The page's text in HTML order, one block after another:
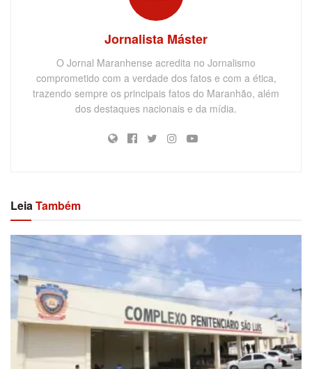
Jornalista Máster
O Jornal Maranhense acredita no Jornalismo
comprometido com a verdade dos fatos e com a ética,
trazendo sempre os principais fatos do Maranhão, além
dos destaques nacionais e da mídia.
LeiaTambém